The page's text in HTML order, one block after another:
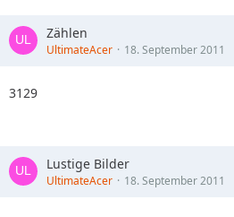
Zählen
UltimateAcer 18. September 2011
3129
Lustige Bilder
UltimateAcer 18. September 2011